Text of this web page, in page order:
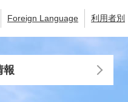
Foreign Language 利用者別
報